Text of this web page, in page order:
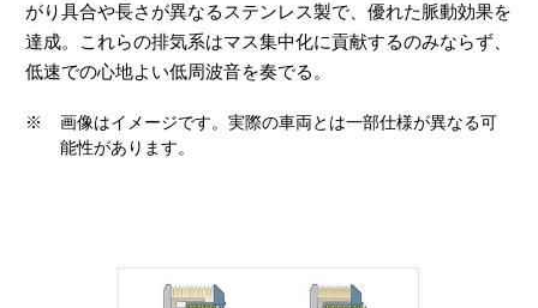
がり具合や長さが異なるステンレス製で、優れた脈動効果を
達成。これらの排気系はマス集中化に貢献するのみならず、
低速での心地よい低周波音を奏でる。
※
画像はイメージです。実際の車両とは一部仕様が異なる可
能性があります。